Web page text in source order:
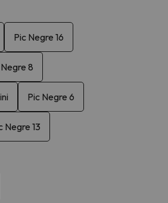
Pic Negre 16
8
Pic Negre 6
Negre 13